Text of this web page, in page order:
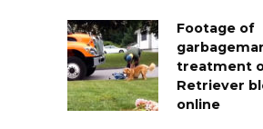
Footage of
treatment
Retriever
online